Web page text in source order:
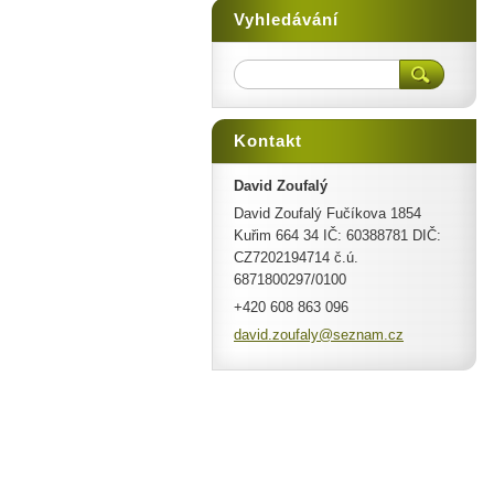
Vyhledávání
Kontakt
David Zoufalý
David Zoufalý Fučíkova 1854
Kuřim 664 34 IČ: 60388781 DIČ:
CZ7202194714 č.ú.
6871800297/0100
+420 608 863 096
david.zoufaly@seznam.cz